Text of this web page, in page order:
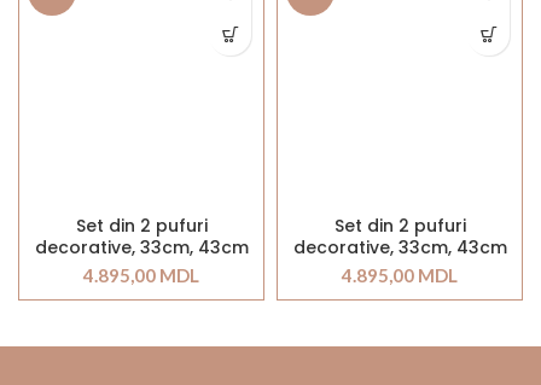
Set din 2 pufuri
decorative, 33cm, 43cm
4.895,00 MDL
Set din 2 pufuri
decorative, 33cm, 43cm
4.895,00 MDL